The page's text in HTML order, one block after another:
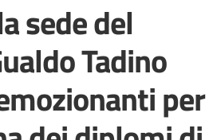
sede del
Tadino
per